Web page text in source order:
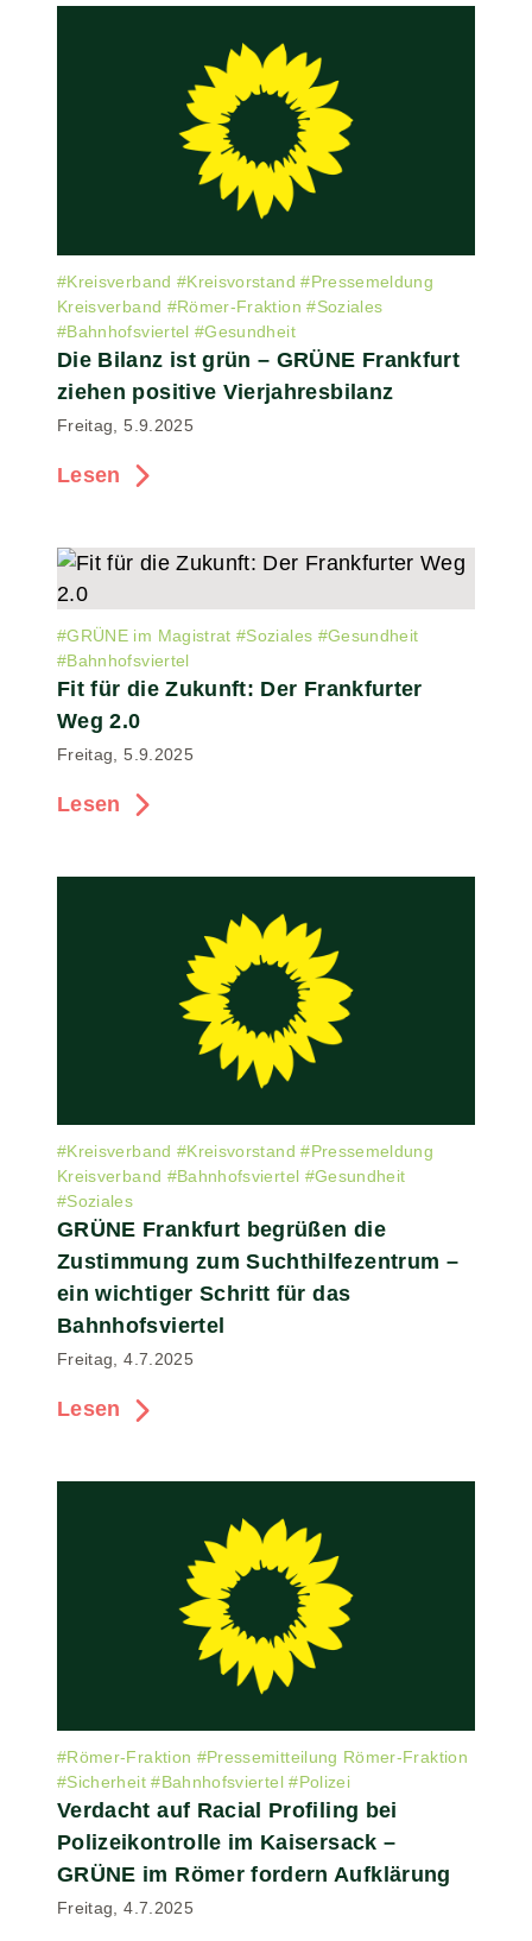
#Kreisverband #Kreisvorstand #Pressemeldung
Kreisverband #Römer-Fraktion #Soziales
#Bahnhofsviertel #Gesundheit
Die Bilanz ist grün – GRÜNE Frankfurt
ziehen positive Vierjahresbilanz
Freitag, 5.9.2025
Lesen
#GRÜNE im Magistrat #Soziales #Gesundheit
#Bahnhofsviertel
Fit für die Zukunft: Der Frankfurter
Weg 2.0
Freitag, 5.9.2025
Lesen
#Kreisverband #Kreisvorstand #Pressemeldung
Kreisverband #Bahnhofsviertel #Gesundheit
#Soziales
GRÜNE Frankfurt begrüßen die
Zustimmung zum Suchthilfezentrum –
ein wichtiger Schritt für das
Bahnhofsviertel
Freitag, 4.7.2025
Lesen
#Römer-Fraktion #Pressemitteilung Römer-Fraktion
#Sicherheit #Bahnhofsviertel #Polizei
Verdacht auf Racial Profiling bei
Polizeikontrolle im Kaisersack –
GRÜNE im Römer fordern Aufklärung
Freitag, 4.7.2025